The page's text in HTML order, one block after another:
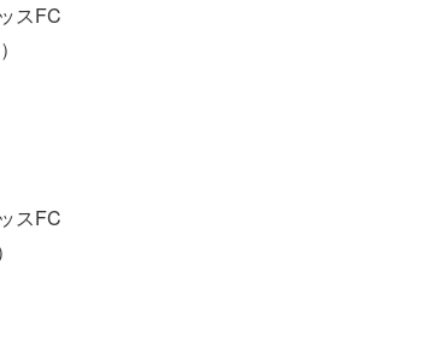
スFC
スFC